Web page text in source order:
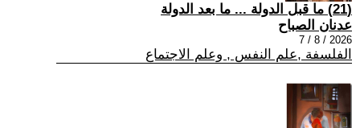
(21) ما قبل الدولة ... ما بعد الدولة
عدنان الصباح
2026 / 8 / 7
الفلسفة ,علم النفس , وعلم الاجتماع